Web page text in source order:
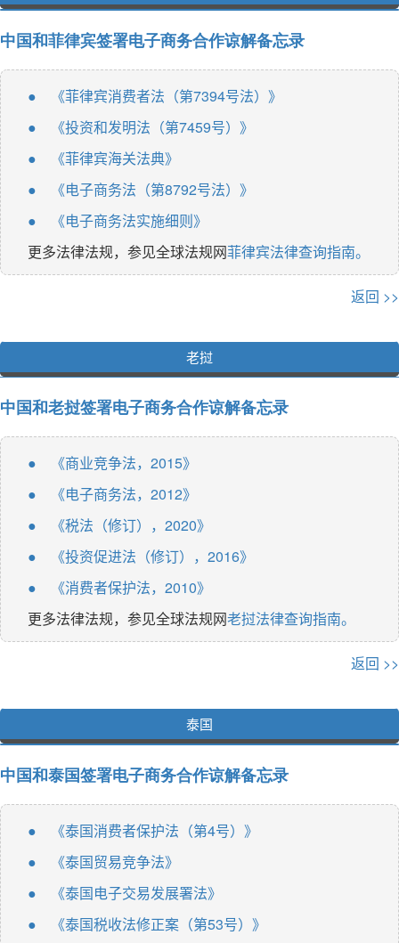
中国和菲律宾签署电子商务合作谅解备忘录
● 《菲律宾消费者法（第7394号法）》
● 《投资和发明法（第7459号）》
● 《菲律宾海关法典》
● 《电子商务法（第8792号法）》
●
《电子商务法实施细则》
更多法律法规，参见全球法规网菲律宾法律查询指南。
返回 >>
老挝
中国和老挝签署电子商务合作谅解备忘录
● 《商业竞争法，2015》
● 《电子商务法，2012》
● 《税法（修订），2020》
● 《投资促进法（修订），2016》
●
《消费者保护法，2010》
更多法律法规，参见全球法规网老挝法律查询指南。
返回 >>
泰国
中国和泰国签署电子商务合作谅解备忘录
● 《泰国消费者保护法（第4号）》
● 《泰国贸易竞争法》
● 《泰国电子交易发展署法》
● 《泰国税收法修正案（第53号）》